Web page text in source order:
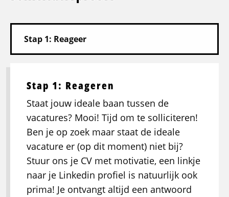
Stap 1: Reageren
Staat jouw ideale baan tussen de
vacatures? Mooi! Tijd om te solliciteren!
Ben je op zoek maar staat de ideale
vacature er (op dit moment) niet bij?
Stuur ons je CV met motivatie, een linkje
naar je Linkedin profiel is natuurlijk ook
prima! Je ontvangt altijd een antwoord